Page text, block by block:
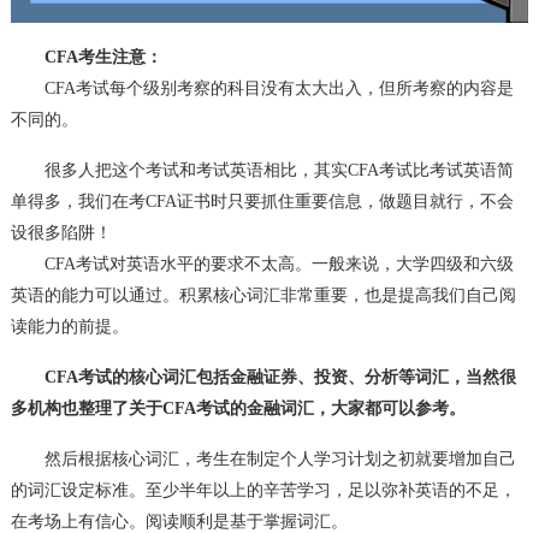
CFA考生注意：
CFA考试每个级别考察的科目没有太大出入，但所考察的内容是
不同的。
很多人把这个考试和考试英语相比，其实CFA考试比考试英语简
单得多，我们在考CFA证书时只要抓住重要信息，做题目就行，不会
设很多陷阱！
CFA考试对英语水平的要求不太高。一般来说，大学四级和六级
英语的能力可以通过。积累核心词汇非常重要，也是提高我们自己阅
读能力的前提。
CFA考试的核心词汇包括金融证券、投资、分析等词汇，当然很
多机构也整理了关于CFA考试的金融词汇，大家都可以参考。
然后根据核心词汇，考生在制定个人学习计划之初就要增加自己
的词汇设定标准。至少半年以上的辛苦学习，足以弥补英语的不足，
在考场上有信心。阅读顺利是基于掌握词汇。